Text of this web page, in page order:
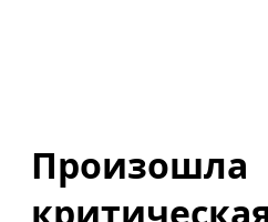
Произошла